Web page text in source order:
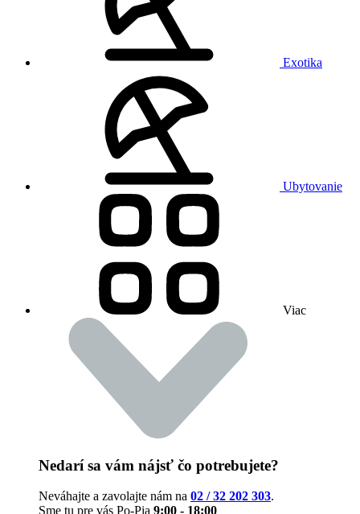
Exotika
Ubytovanie
Viac
Nedarí sa vám nájsť čo potrebujete?
Neváhajte a zavolajte nám na 02 / 32 202 303.
Sme tu pre vás Po-Pia 9:00 - 18:00